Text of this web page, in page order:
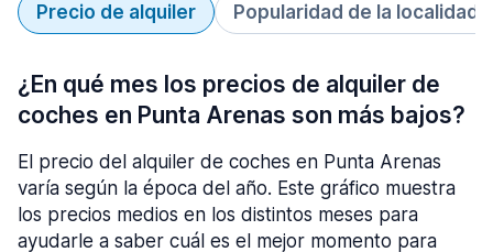
Precio de alquiler Popularidad de la localidad
¿En qué mes los precios de alquiler de
coches en Punta Arenas son más bajos?
El precio del alquiler de coches en Punta Arenas
varía según la época del año. Este gráfico muestra
los precios medios en los distintos meses para
ayudarle a saber cuál es el mejor momento para